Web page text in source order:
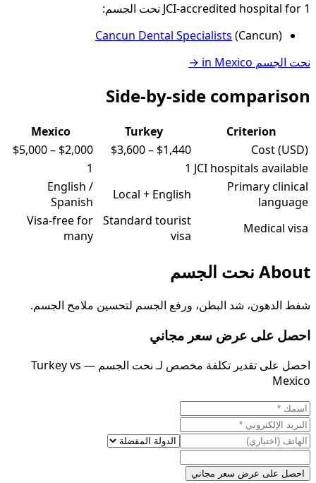
1
for نحت الجسم:
Cancun Dental Specialists (Cancun)
نحت الجسم Mexico
→
Side-by-side comparison
Criterion
Turkey
Mexico
Cost (USD)
$1,440
–
$3,600
$2,000
–
$5,000
JCI hospitals available
1
1
Primary clinical
language
Local + English
English /
Spanish
Medical visa
Standard tourist
visa
Visa-free for
many
About نحت الجسم
شفط الدهون، شد البطن، ورفع الجسم لتحسين ملامح الجسم.
احصل على عرض سعر مجاني
احصل على تقدير تكلفة مخصص لـ نحت الجسم — Turkey vs
Mexico
احصل على عرض سعر مجاني